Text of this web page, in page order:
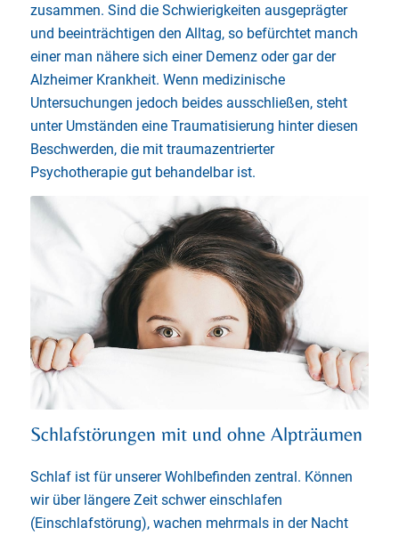
zusammen. Sind die Schwierigkeiten ausgeprägter
und beeinträchtigen den Alltag, so befürchtet manch
einer man nähere sich einer Demenz oder gar der
Alzheimer Krankheit. Wenn medizinische
Untersuchungen jedoch beides ausschließen, steht
unter Umständen eine Traumatisierung hinter diesen
Beschwerden, die mit traumazentrierter
Psychotherapie gut behandelbar ist.
Schlafstörungen mit und ohne Alpträumen
Schlaf ist für unserer Wohlbefinden zentral. Können
wir über längere Zeit schwer einschlafen
(Einschlafstörung), wachen mehrmals in der Nacht